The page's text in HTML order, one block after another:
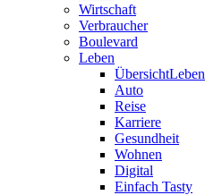
Wirtschaft
Verbraucher
Boulevard
Leben
ÜbersichtLeben
Auto
Reise
Karriere
Gesundheit
Wohnen
Digital
Einfach Tasty